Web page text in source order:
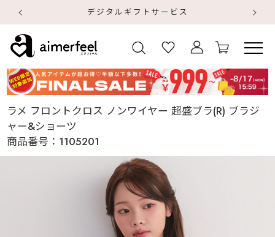
デジタルギフトサービス
ラメ フロントクロス ノンワイヤー 超盛ブラ(R) ブラジ
ャー&ショーツ
商品番号： 1105201